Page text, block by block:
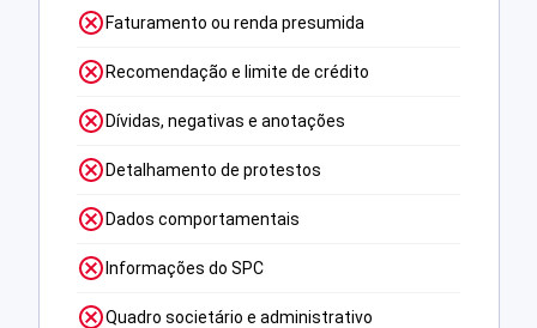
Faturamento ou renda presumida
Recomendação e limite de crédito
Dívidas, negativas e anotações
Detalhamento de protestos
Dados comportamentais
Informações do SPC
Quadro societário e administrativo